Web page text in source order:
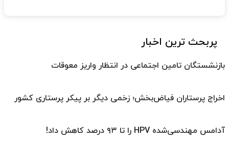
پربحث ترین اخبار
بازنشستگان تامین اجتماعی در انتظار واریز معوقات
اخراج پرستاران فیاض‌بخش؛ زخمی دیگر بر پیکر پرستاری کشور
آدامس مهندسی‌شده‌ HPV را تا ۹۳ درصد کاهش داد!